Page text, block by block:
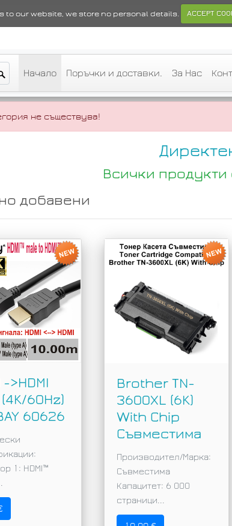
to our website, we store no personal details. ACCEPT
Начало Поръчки и доставки. За Нас
не съществува!
Всички продукти
добавени
->HDMI
60Hz)
60626
1: HDMI™
Brother TN-
3600XL (6K)
With Chip
Съвместима
Производител/Марка:
Съвместима
Капацитет: 6 000
страници...